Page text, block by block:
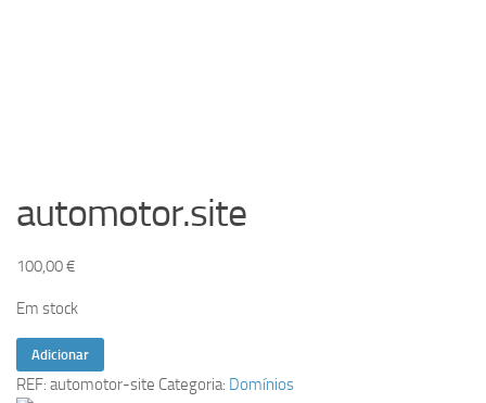
automotor.site
100,00€
Em stock
Quantidade
de
Adicionar
REF: automotor-site Categoria: Domínios